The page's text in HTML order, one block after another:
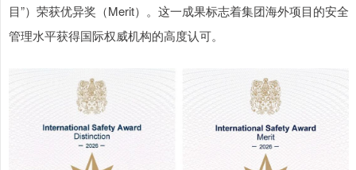
目”）荣获优异奖（Merit）。这一成果标志着集团海外项目的安全
管理水平获得国际权威机构的高度认可。